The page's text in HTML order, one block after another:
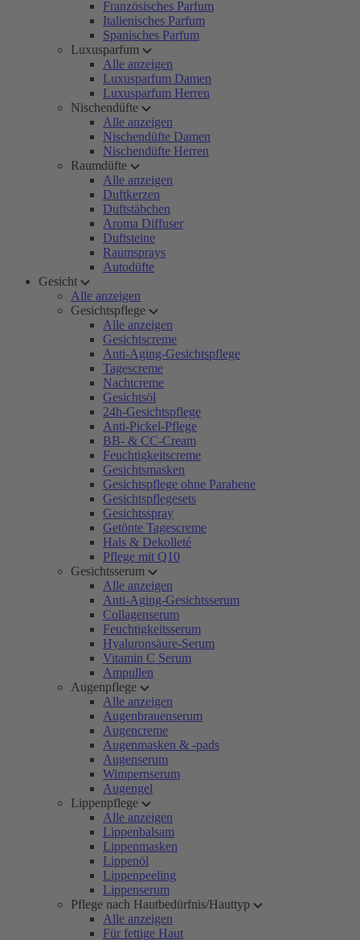
Französisches Parfum
Italienisches Parfum
Spanisches Parfum
Luxusparfum
Alle anzeigen
Luxusparfum Damen
Luxusparfum Herren
Nischendüfte
Alle anzeigen
Nischendüfte Damen
Nischendüfte Herren
Raumdüfte
Alle anzeigen
Duftkerzen
Duftstäbchen
Aroma Diffuser
Duftsteine
Raumsprays
Autodüfte
Gesicht
Alle anzeigen
Gesichtspflege
Alle anzeigen
Gesichtscreme
Anti-Aging-Gesichtspflege
Tagescreme
Nachtcreme
Gesichtsöl
24h-Gesichtspflege
Anti-Pickel-Pflege
BB- & CC-Cream
Feuchtigkeitscreme
Gesichtsmasken
Gesichtspflege ohne Parabene
Gesichtspflegesets
Gesichtsspray
Getönte Tagescreme
Hals & Dekolleté
Pflege mit Q10
Gesichtsserum
Alle anzeigen
Anti-Aging-Gesichtsserum
Collagenserum
Feuchtigkeitsserum
Hyaluronsäure-Serum
Vitamin C Serum
Ampullen
Augenpflege
Alle anzeigen
Augenbrauenserum
Augencreme
Augenmasken & -pads
Augenserum
Wimpernserum
Augengel
Lippenpflege
Alle anzeigen
Lippenbalsam
Lippenmasken
Lippenöl
Lippenpeeling
Lippenserum
Pflege nach Hautbedürfnis/Hauttyp
Alle anzeigen
Für fettige Haut